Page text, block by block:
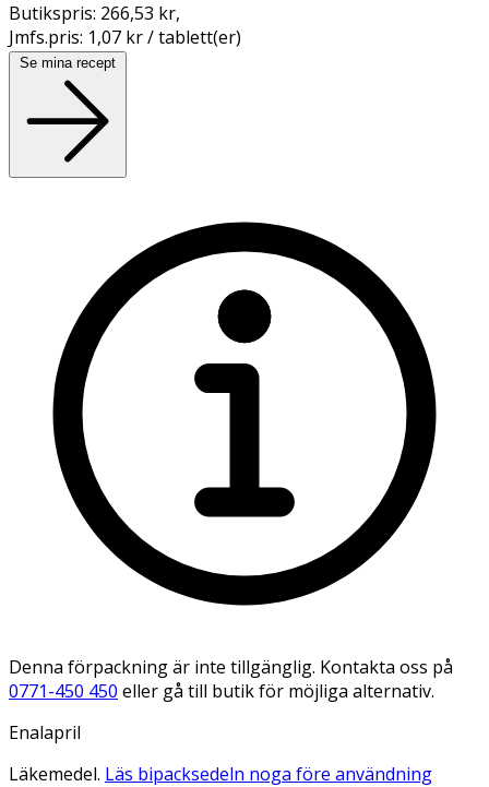
Butikspris: 266,53 kr,
Jmfs.pris: 1,07 kr / tablett(er)
Se mina recept
Denna förpackning är inte tillgänglig. Kontakta oss på
0771-450 450 eller gå till butik för möjliga alternativ.
Enalapril
Läkemedel. Läs bipacksedeln noga före användning